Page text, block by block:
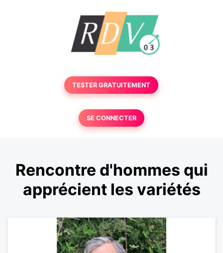
TESTER GRATUITEMENT
SE CONNECTER
Rencontre d'hommes qui
apprécient les variétés